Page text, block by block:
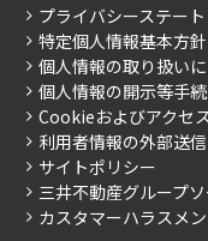
こだわりから探す
こだわり一覧
プレミアムマンショ
新築
当社限定（港区・渋
当社限定（港区・渋
三井不動産企画
ご入居・提携サービ
お部屋探しからご契
よくあるご質問
社宅紹介
【仲介会社様向け】
会社情報
事業案内
採用情報
ニュースリリース
お問い合わせ
プライバシーステー
特定個人情報基本方針
個人情報の取り扱い
個人情報の開示等手
Cookieおよびアクセ
利用者情報の外部送
サイトポリシー
三井不動産グループ
カスタマーハラスメ